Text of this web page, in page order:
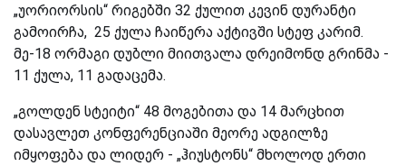
„უორიორსის“ რიგებში 32 ქულით კევინ დურანტი
გამოირჩა, 25 ქულა ჩაიწერა აქტივში სტეფ კარიმ.
მე-18 ორმაგი დუბლი მიითვალა დრეიმონდ გრინმა -
11 ქულა, 11 გადაცემა.
„გოლდენ სტეიტი“ 48 მოგებითა და 14 მარცხით
დასავლეთ კონფერენციაში მეორე ადგილზე
იმყოფება და ლიდერ - „ჰიუსტონს“ მხოლოდ ერთი